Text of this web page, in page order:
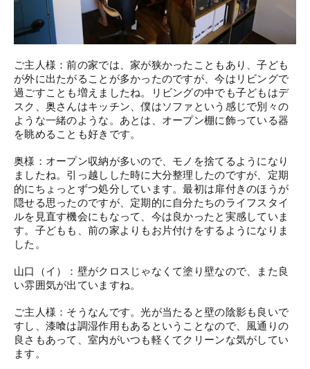
ご主人様：前の家では、家が狭かったこともあり、子ども
が外に出たがることが多かったのですが、今はリビングで
過ごすことも増えましたね。リビングの中でも子どもはデ
スク、奥さんはキッチン、僕はソファという感じで別々の
ような一緒のような。 あとは、オープン棚に飾っている器
を眺めることも好きです。
奥様：オープン収納が多いので、モノを捨てるようになり
ましたね。引っ越しした時に大分整理したのですが、定期
的にちょっとずつ処分しています。最初は扉付きのほうが
隠せる思ったのですが、定期的に自分たちのライフスタイ
ルを見直す機会にもなって、今は良かったと実感していま
す。子どもも、前の家よりもお片付けをするようになりま
した。
山口（イ）：壁がクロスじゃなくて塗り壁なので、また良
い雰囲気が出ていますね。
ご主人様：そうなんです。光が当たると壁の陰影も良いで
すし、漆喰は調湿作用もあるということなので、風通りの
良さもあって、室内がいつも軽くてクリーンな気がしてい
ます。